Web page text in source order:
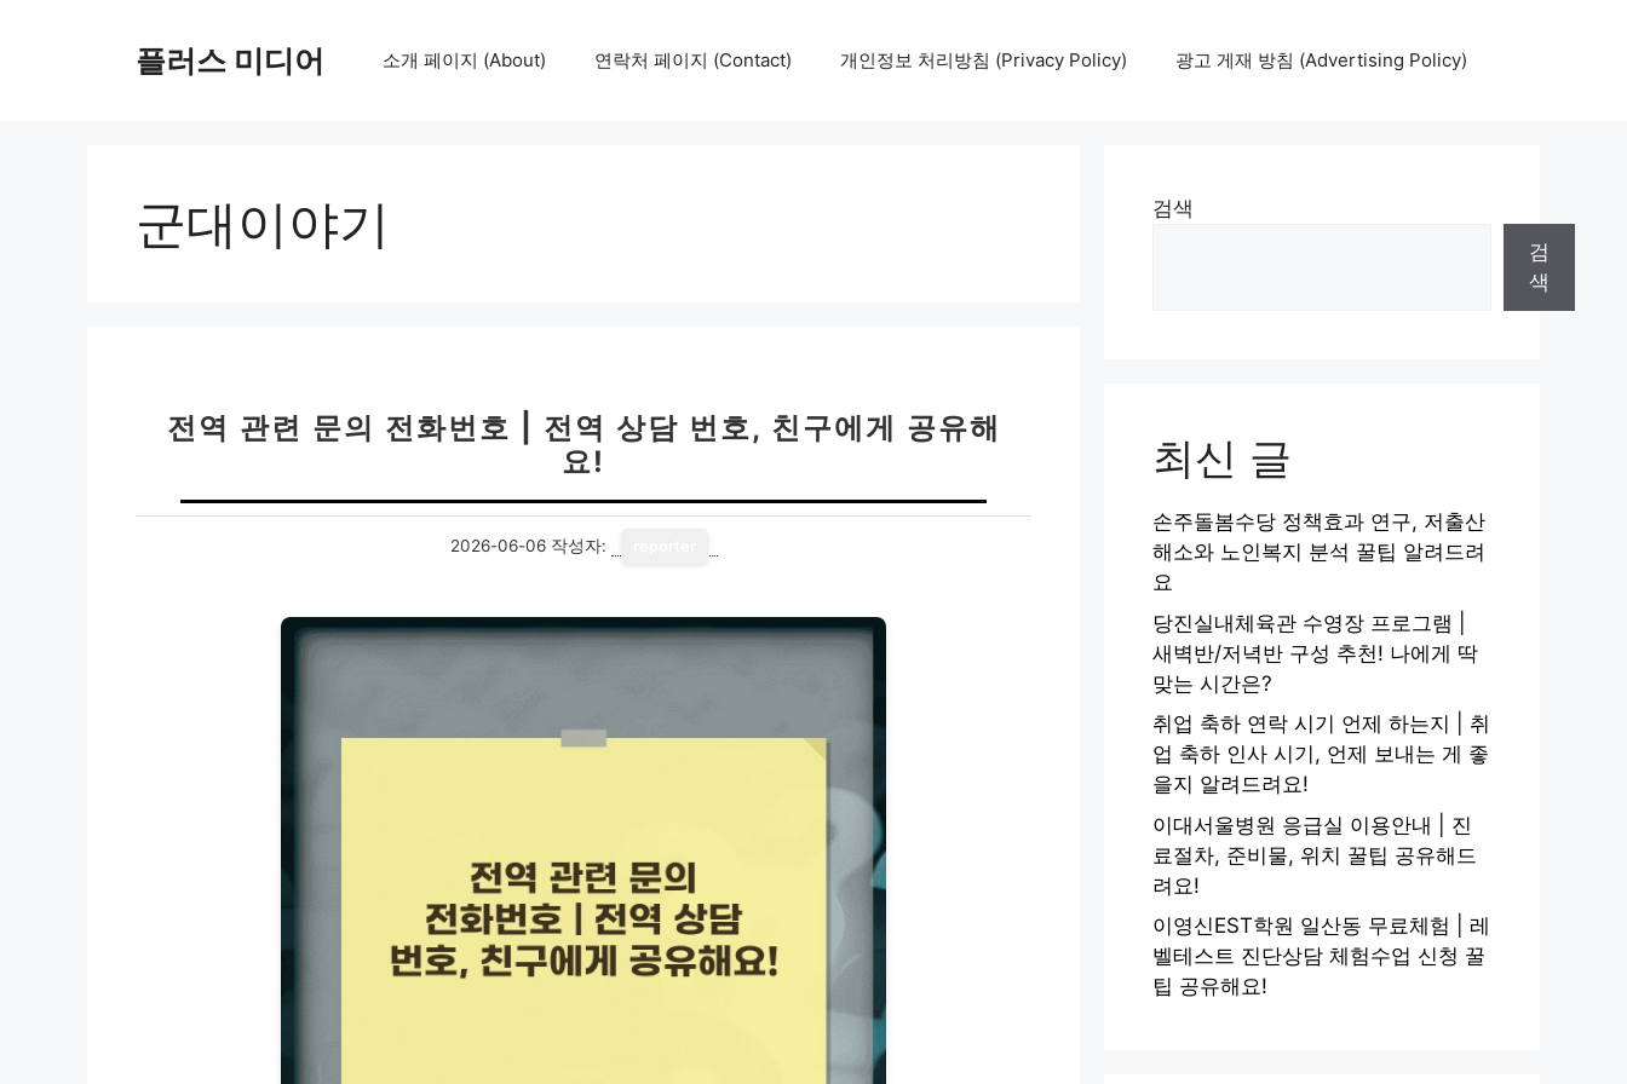
플러스 미디어 소개 페이지 (About) 연락처 페이지 (Contact) 개인정보 처리방침 (Privacy Policy) 광고 게재 방침 (Advertising Policy)
군대이야기
전역 관련 문의 전화번호 | 전역 상담 번호, 친구에게 공유해
요!
2026-06-06 작성자:
검색
검
색
최신 글
손주돌봄수당 정책효과 연구, 저출산
해소와 노인복지 분석 꿀팁 알려드려
요
당진실내체육관 수영장 프로그램 |
새벽반/저녁반 구성 추천! 나에게 딱
맞는 시간은?
취업 축하 연락 시기 언제 하는지 | 취
업 축하 인사 시기, 언제 보내는 게 좋
을지 알려드려요!
이대서울병원 응급실 이용안내 | 진
료절차, 준비물, 위치 꿀팁 공유해드
려요!
이영신EST학원 일산동 무료체험 | 레
벨테스트 진단상담 체험수업 신청 꿀
팁 공유해요!